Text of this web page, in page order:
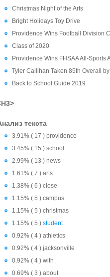
Christmas Night of the Arts
Bright Holidays Toy Drive
Providence Wins Football Division
Class of 2020
Providence Wins FHSAA All-Sports
Tyler Callihan Taken 85th Overall
Back to School Guide 2019
текста
3.91% ( 17 ) providence
3.45% ( 15 ) school
2.99% ( 13 ) news
1.61% ( 7 ) arts
1.38% ( 6 ) close
1.15% ( 5 ) campus
1.15% ( 5 ) christmas
1.15% ( 5 ) student
0.92% ( 4 ) athletics
0.92% ( 4 ) jacksonville
0.92% ( 4 ) with
0.69% ( 3 ) about